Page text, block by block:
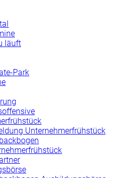
läuft
Park
Unternehmerfrühstück